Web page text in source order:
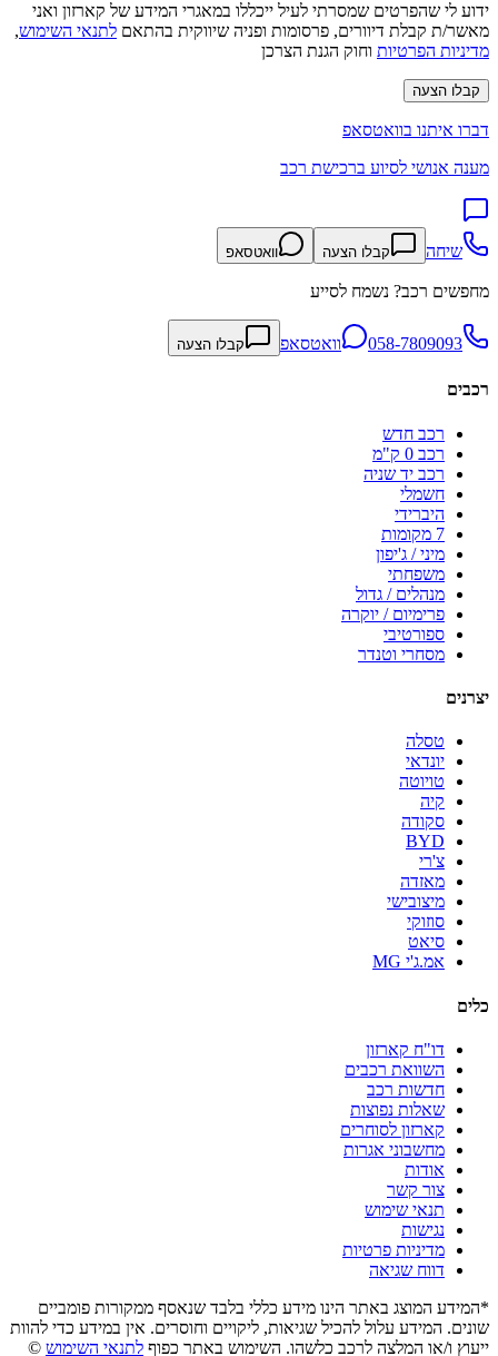
ידוע לי שהפרטים שמסרתי לעיל ייכללו במאגרי המידע של קארזון ואני
מאשר/ת קבלת דיוורים, פרסומות ופניה שיווקית בהתאם לתנאי השימוש,
מדיניות הפרטיות וחוק הגנת הצרכן
קבלו הצעה
דברו איתנו בוואטסאפ
מענה אנושי לסיוע ברכישת רכב
שיחה קבלו הצעה וואטסאפ
מחפשים רכב? נשמח לסייע
058-7809093 וואטסאפ קבלו הצעה
רכבים
רכב חדש
רכב 0 ק"מ
רכב יד שניה
חשמלי
היברידי
7 מקומות
מיני / ג'יפון
משפחתי
מנהלים / גדול
פרימיום / יוקרה
ספורטיבי
מסחרי וטנדר
יצרנים
טסלה
יונדאי
טויוטה
קיה
סקודה
BYD
צ'רי
מאזדה
מיצובישי
סוזוקי
סיאט
אמ.ג'י MG
כלים
דו"ח קארזון
השוואת רכבים
חדשות רכב
שאלות נפוצות
קארזון לסוחרים
מחשבוני אגרות
אודות
צור קשר
תנאי שימוש
נגישות
מדיניות פרטיות
דווח שגיאה
*המידע המוצג באתר הינו מידע כללי בלבד שנאסף ממקורות פומביים
שונים. המידע עלול להכיל שגיאות, ליקויים וחוסרים. אין במידע כדי להוות
ייעוץ ו/או המלצה לרכב כלשהו. השימוש באתר כפוף לתנאי השימוש ©